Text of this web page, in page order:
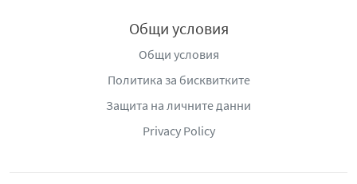
Общи условия
Общи условия
Политика за бисквитките
Защита на личните данни
Privacy Policy